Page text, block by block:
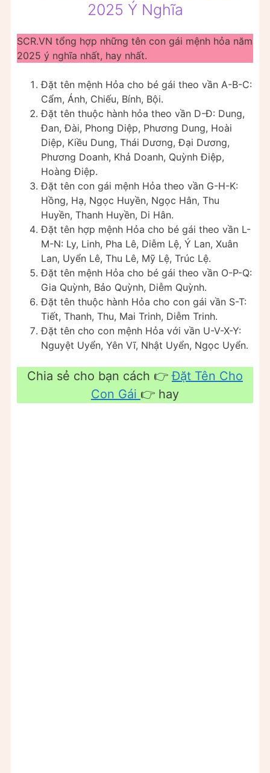
2025 Ý Nghĩa
SCR.VN tổng hợp những tên con gái mệnh hỏa năm
2025 ý nghĩa nhất, hay nhất.
Đặt tên mệnh Hỏa cho bé gái theo vần A-B-C:
Cẩm, Ánh, Chiếu, Bính, Bội.
Đặt tên thuộc hành hỏa theo vần D-Đ: Dung,
Đan, Đài, Phong Diệp, Phương Dung, Hoài
Diệp, Kiều Dung, Thái Dương, Đại Dương,
Phương Doanh, Khả Doanh, Quỳnh Điệp,
Hoàng Điệp.
Đặt tên con gái mệnh Hỏa theo vần G-H-K:
Hồng, Hạ, Ngọc Huyền, Ngọc Hân, Thu
Huyền, Thanh Huyền, Di Hân.
Đặt tên hợp mệnh Hỏa cho bé gái theo vần L-
M-N: Ly, Linh, Pha Lê, Diễm Lệ, Ý Lan, Xuân
Lan, Uyển Lê, Thu Lê, Mỹ Lệ, Trúc Lệ.
Đặt tên mệnh Hỏa cho bé gái theo vần O-P-Q:
Gia Quỳnh, Bảo Quỳnh, Diễm Quỳnh.
Đặt tên thuộc hành Hỏa cho con gái vần S-T:
Tiết, Thanh, Thu, Mai Trinh, Diễm Trinh.
Đặt tên cho con mệnh Hỏa với vần U-V-X-Y:
Nguyệt Uyển, Yên Vĩ, Nhật Uyển, Ngọc Uyển.
Chia sẻ cho bạn cách 👉Đặt Tên Cho
Con Gái 👉 hay